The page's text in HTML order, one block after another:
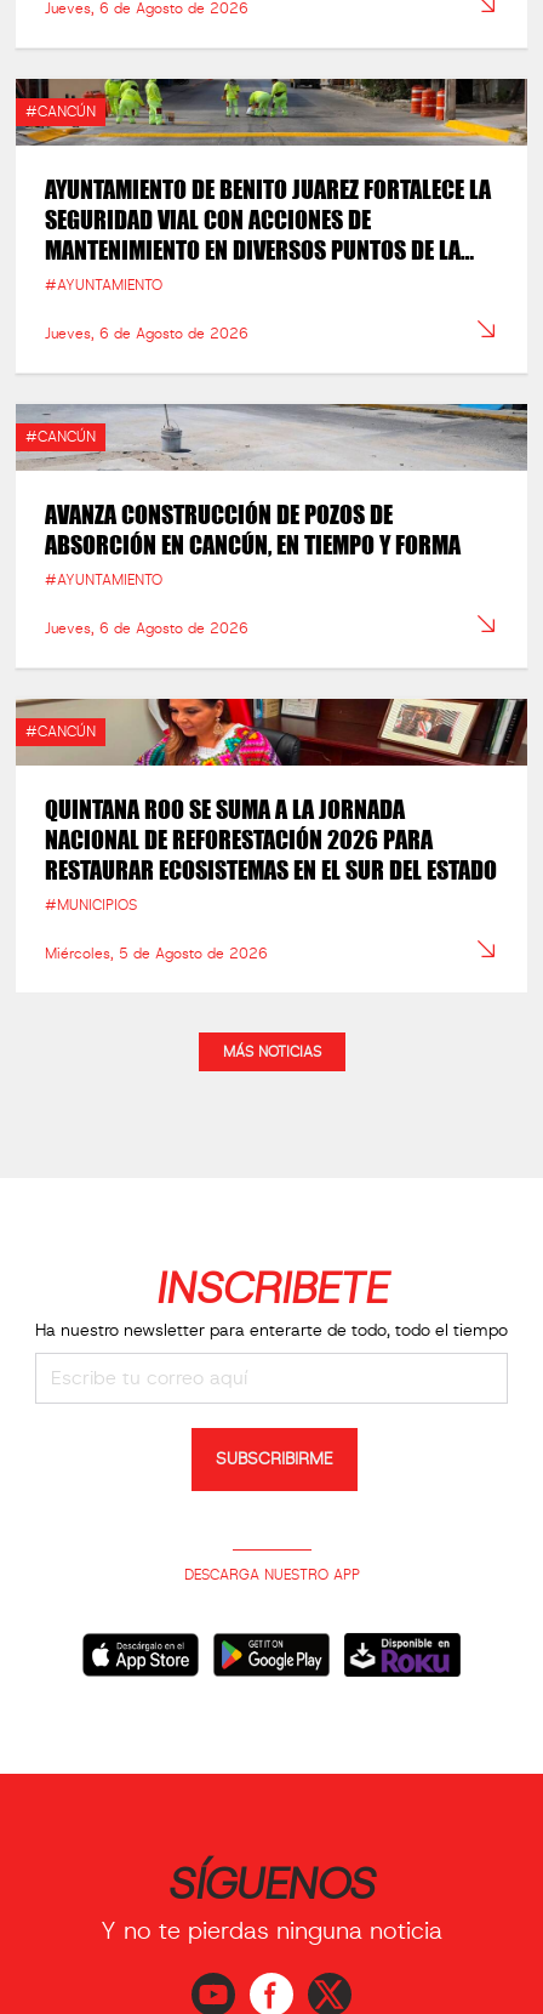
Jueves, 6 de Agosto de 2026
#CANCÚN
AYUNTAMIENTO DE BENITO JUAREZ FORTALECE LA
SEGURIDAD VIAL CON ACCIONES DE
MANTENIMIENTO EN DIVERSOS PUNTOS DE LA
CIUDAD
#AYUNTAMIENTO
Jueves, 6 de Agosto de 2026
#CANCÚN
AVANZA CONSTRUCCIÓN DE POZOS DE
ABSORCIÓN EN CANCÚN, EN TIEMPO Y FORMA
#AYUNTAMIENTO
Jueves, 6 de Agosto de 2026
#CANCÚN
QUINTANA ROO SE SUMA A LA JORNADA
NACIONAL DE REFORESTACIÓN 2026 PARA
RESTAURAR ECOSISTEMAS EN EL SUR DEL ESTADO
#MUNICIPIOS
Miércoles, 5 de Agosto de 2026
MÁS NOTICIAS
INSCRIBETE
Ha nuestro newsletter para enterarte de todo, todo el tiempo
SUBSCRIBIRME
DESCARGA NUESTRO APP
SÍGUENOS
Y no te pierdas ninguna noticia